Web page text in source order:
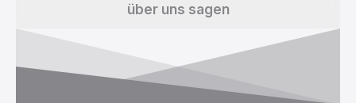
Google
über uns sagen